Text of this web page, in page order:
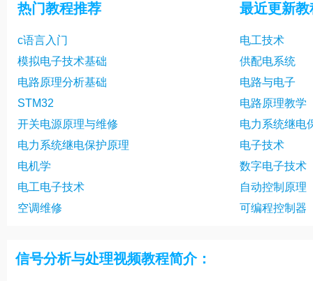
热门教程推荐
c语言入门
模拟电子技术基础
电路原理分析基础
STM32
开关电源原理与维修
电力系统继电保护原理
电机学
电工电子技术
空调维修
最近更新教
电工技术
供配电系统
电路与电子
电路原理教学
电力系统继电
电子技术
数字电子技术
自动控制原理
可编程控制器
信号分析与处理视频教程简介：